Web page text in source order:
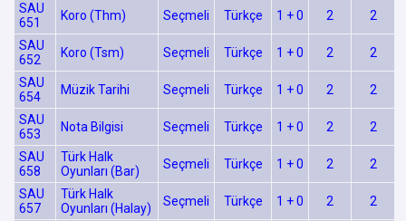
SAU
651
Koro (Thm) Seçmeli Türkçe 1 + 0 2 2
SAU
652
Koro (Tsm) Seçmeli Türkçe 1 + 0 2 2
SAU
654
Müzik Tarihi Seçmeli Türkçe 1 + 0 2 2
SAU
653
Nota Bilgisi Seçmeli Türkçe 1 + 0 2 2
SAU
658
Türk Halk
Oyunları (Bar)
Seçmeli Türkçe 1 + 0 2 2
SAU
657
Türk Halk
Oyunları (Halay)
Seçmeli Türkçe 1 + 0 2 2